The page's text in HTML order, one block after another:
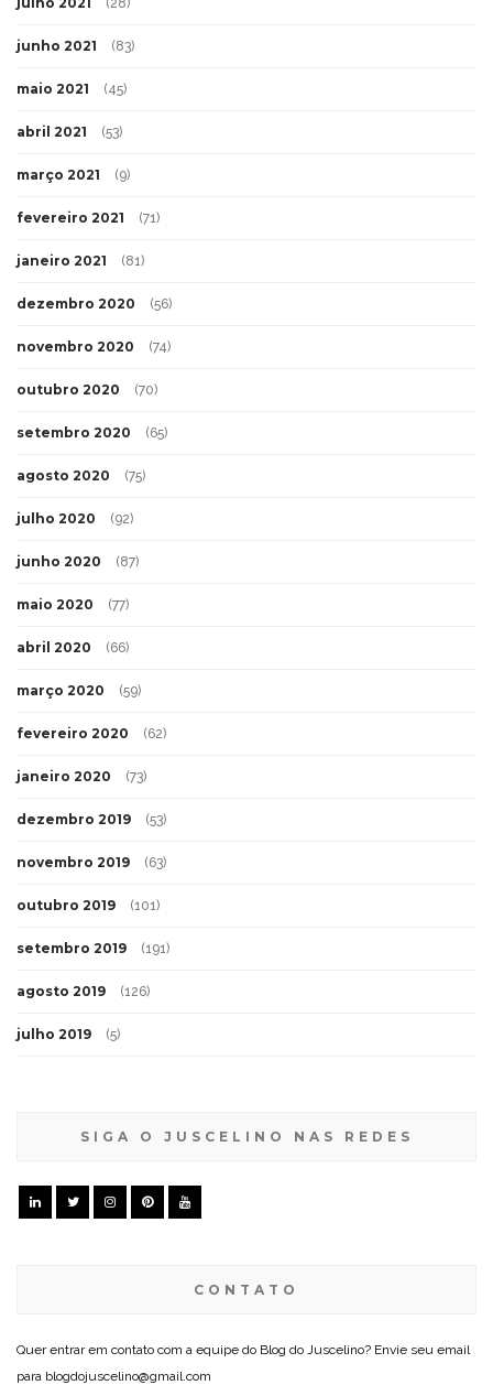
junho 2021 (83)
maio 2021 (45)
abril 2021 (53)
março 2021 (9)
fevereiro 2021 (71)
janeiro 2021 (81)
dezembro 2020 (56)
novembro 2020 (74)
outubro 2020 (70)
setembro 2020 (65)
agosto 2020 (75)
julho 2020 (92)
junho 2020 (87)
maio 2020 (77)
abril 2020 (66)
março 2020 (59)
fevereiro 2020 (62)
janeiro 2020 (73)
dezembro 2019 (53)
novembro 2019 (63)
outubro 2019 (101)
setembro 2019 (191)
agosto 2019 (126)
julho 2019 (5)
SIGA O JUSCELINO NAS REDES
CONTATO
Quer entrar em contato com a equipe do Blog do Juscelino? Envie seu email
para blogdojuscelino@gmail.com